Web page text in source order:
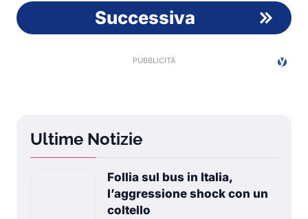
Successiva
Ultime Notizie
Follia sul bus in Italia,
l’aggressione shock con un
coltello